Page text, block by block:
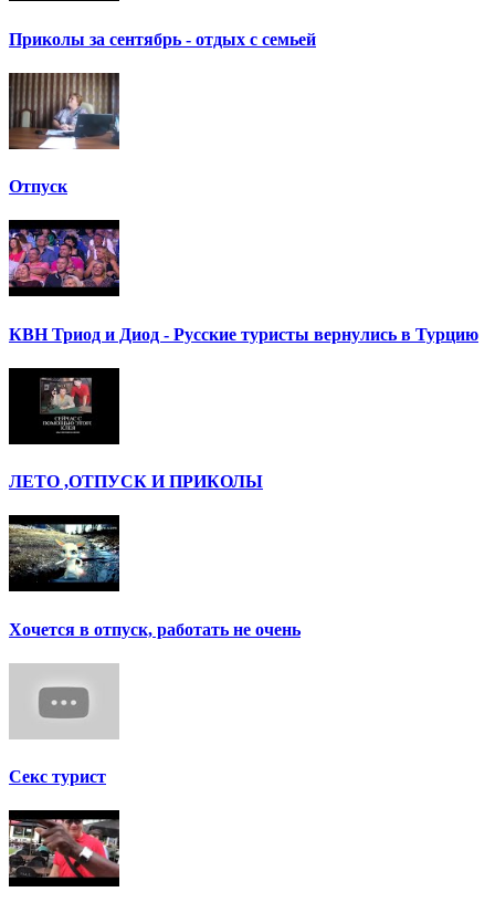
Приколы за сентябрь - отдых с семьей
Отпуск
КВН Триод и Диод - Русские туристы вернулись в Турцию
ЛЕТО ,ОТПУСК И ПРИКОЛЫ
Хочется в отпуск, работать не очень
Секс турист